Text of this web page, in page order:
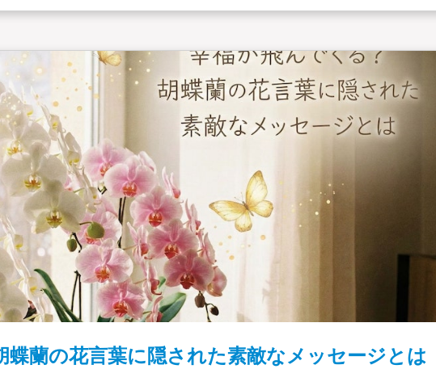
蝶蘭の花言葉に隠された素敵なメッセージとは